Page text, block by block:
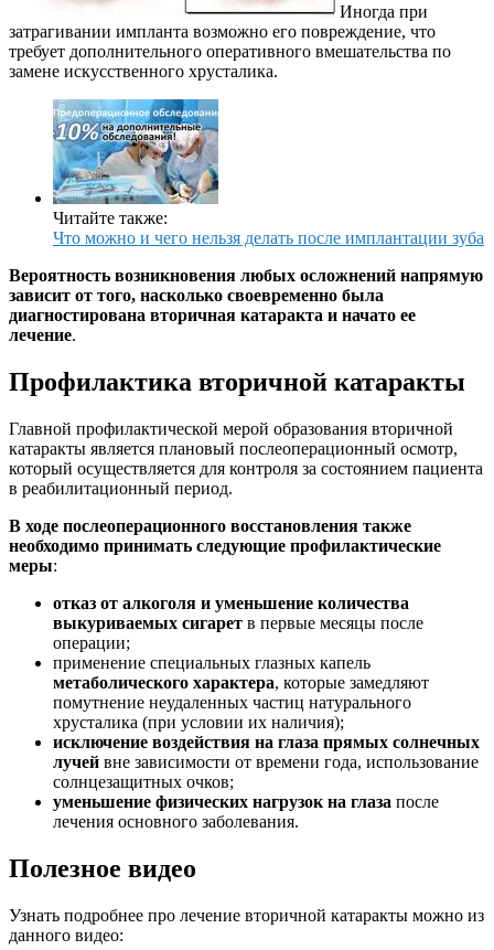
Иногда при
затрагивании импланта возможно его повреждение, что
требует дополнительного оперативного вмешательства по
замене искусственного хрусталика.
Читайте также:
Что можно и чего нельзя делать после имплантации зуба
Вероятность возникновения любых осложнений напрямую
зависит от того, насколько своевременно была
диагностирована вторичная катаракта и начато ее
лечение.
Профилактика вторичной катаракты
Главной профилактической мерой образования вторичной
катаракты является плановый послеоперационный осмотр,
который осуществляется для контроля за состоянием пациента
в реабилитационный период.
В ходе послеоперационного восстановления также
необходимо принимать следующие профилактические
меры:
отказ от алкоголя и уменьшение количества
выкуриваемых сигарет в первые месяцы после
операции;
применение специальных глазных капель
метаболического характера, которые замедляют
помутнение неудаленных частиц натурального
хрусталика (при условии их наличия);
исключение воздействия на глаза прямых солнечных
лучей вне зависимости от времени года, использование
солнцезащитных очков;
уменьшение физических нагрузок на глаза после
лечения основного заболевания.
Полезное видео
Узнать подробнее про лечение вторичной катаракты можно из
данного видео: